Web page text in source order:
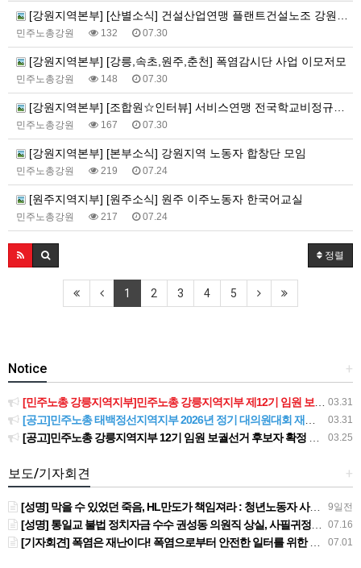
[강원지역본부] [산별소식] 건설산업연맹 플랜트건설노조 강원충북지부
민주노총강원 132 07.30
[강원지역본부] [강릉,속초,원주,춘천] 폭염감시단 사업 이모저모
민주노총강원 148 07.30
[강원지역본부] [조합원☆인터뷰] 서비스연맹 전국학교비정규직노동조합 강원지부 김유미 춘천지회장
민주노총강원 167 07.30
[강원지역본부] [본부소식] 강원지역 노동자 합창단 모임
민주노총강원 219 07.24
[원주지역지부] [원주소식] 원주 이주노동자 한국어교실
민주노총강원 217 07.24
정렬
1 2 3 4 5
+
Notice
03.31
[민주노총 강릉지역지부]민주노총 강릉지역지부 제12기 임원 보궐선거결과 공고
03.31
[공고]민주노총 태백정선지역지부 2026년 정기 대의원대회 재소집 건
03.25
[공고]민주노총 강릉지역지부 12기 임원 보궐선거 후보자 확정 공고
+
보도/기자회견
9일전
[성명] 막을 수 있었던 죽음, HL만도가 책임져라 : 청년노동자 사망사고의 철저한 진상규명과 재발방지 대책 마련하라
07.16
[성명] 통일교 불법 정치자금 수수 권성동 의원직 상실, 사필귀정이다
07.01
[기자회견] 폭염은 재난이다! 폭염으로부터 안전한 일터를 위한 민주노총 강원지역본부 폭염감시단 선포 기자회견